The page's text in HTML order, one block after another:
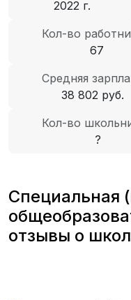
2022 г.
Кол-во
67
Средняя
38 802 руб.
Кол-во
?
Специальная
отзывы о